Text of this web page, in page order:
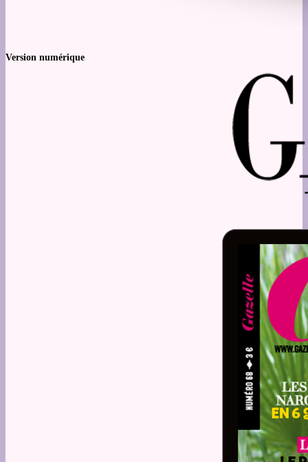
Version numérique